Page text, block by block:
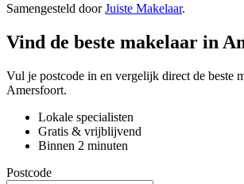
Samengesteld doorJuiste Makelaar.
Vind de beste makelaar in
Vul je postcode in en vergelijk direct de beste
Amersfoort.
Lokale specialisten
Gratis & vrijblijvend
Binnen 2 minuten
Postcode